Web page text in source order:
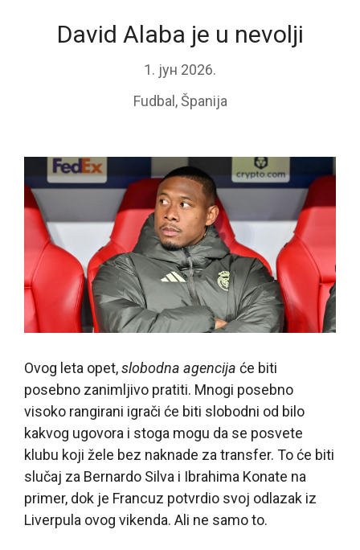
David Alaba je u nevolji
1. јун 2026.
Fudbal ,Španija
Ovog leta opet,slobodna agencija će biti
posebno zanimljivo pratiti. Mnogi posebno
visoko rangirani igrači će biti slobodni od bilo
kakvog ugovora i stoga mogu da se posvete
klubu koji žele bez naknade za transfer. To će biti
slučaj za Bernardo Silva i Ibrahima Konate na
primer, dok je Francuz potvrdio svoj odlazak iz
Liverpula ovog vikenda. Ali ne samo to.